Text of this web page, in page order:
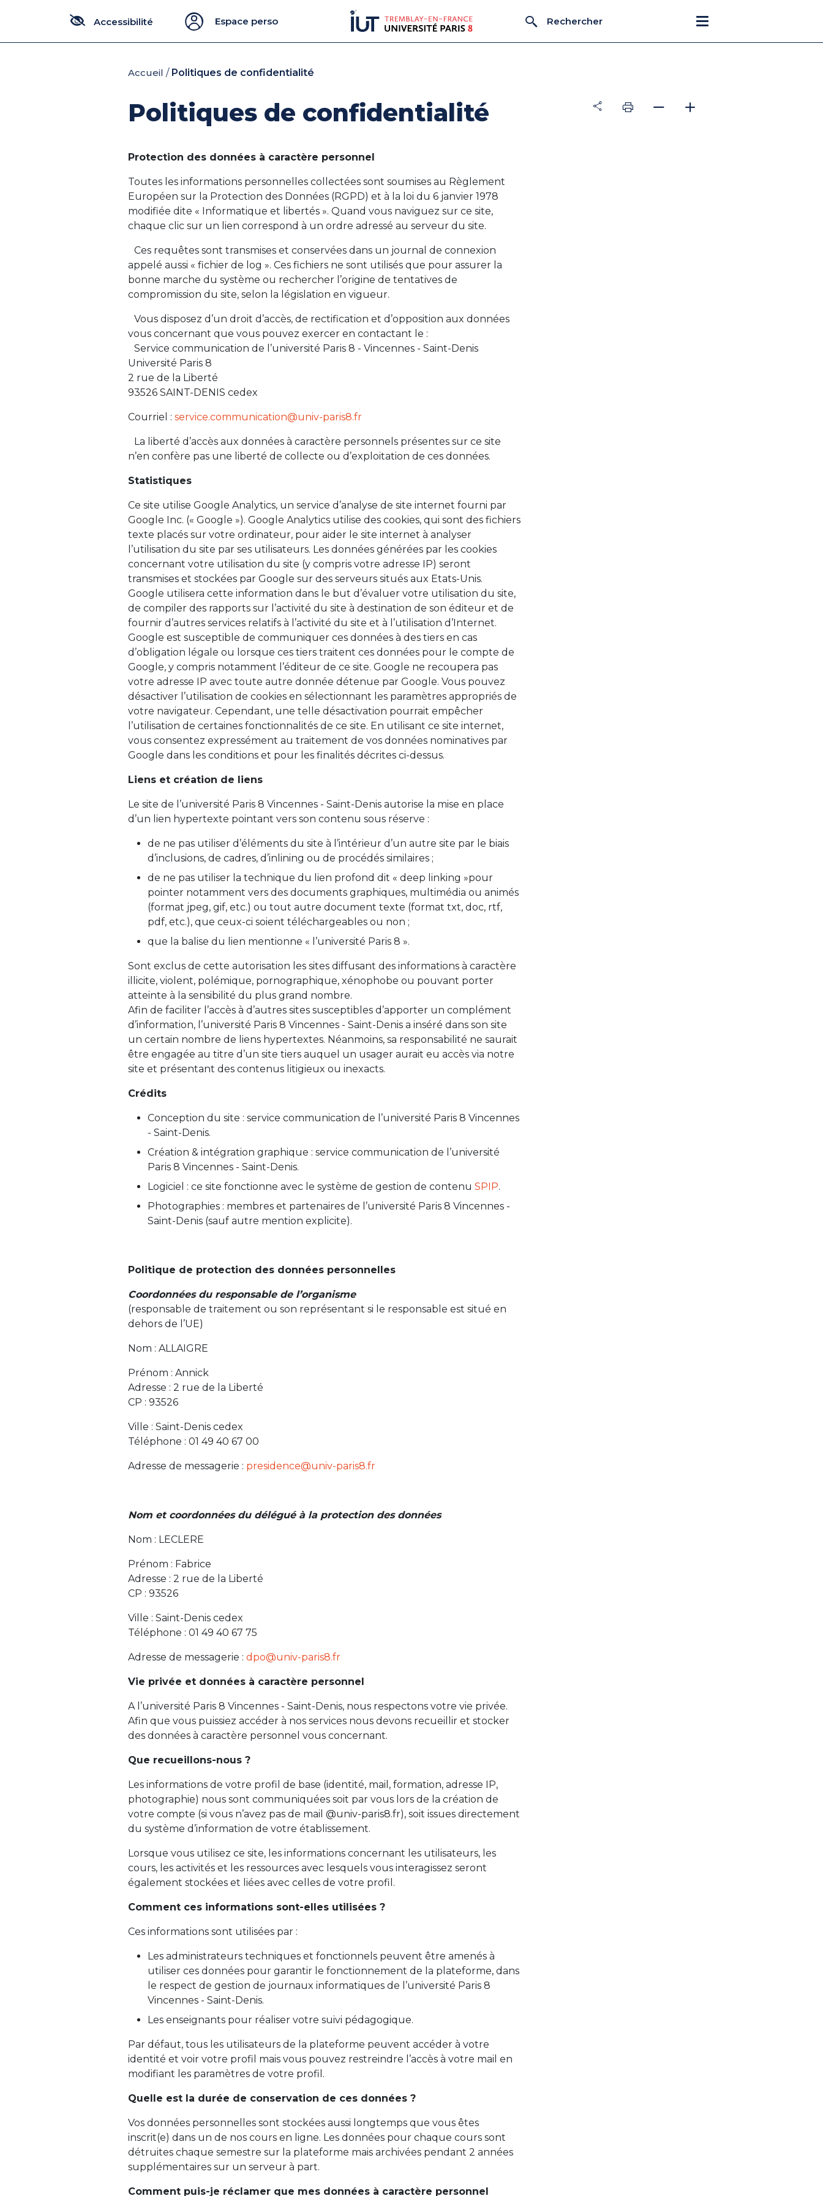
Espace perso
Rechercher
Accueil / Politiques de confidentialité
Politiques de confidentialité
Protection des données à caractère personnel
Toutes les informations personnelles collectées sont soumises au Règlement
Européen sur la Protection des Données (RGPD) et à la loi du 6 janvier 1978
modifiée dite « Informatique et libertés ». Quand vous naviguez sur ce site,
chaque clic sur un lien correspond à un ordre adressé au serveur du site.
Ces requêtes sont transmises et conservées dans un journal de connexion
appelé aussi « fichier de log ». Ces fichiers ne sont utilisés que pour assurer la
bonne marche du système ou rechercher l’origine de tentatives de
compromission du site, selon la législation en vigueur.
Vous disposez d’un droit d’accès, de rectification et d’opposition aux données
vous concernant que vous pouvez exercer en contactant le :
Service communication de l’université Paris 8 - Vincennes - Saint-Denis
Université Paris 8
2 rue de la Liberté
93526 SAINT-DENIS cedex
Courriel : service.communication@univ-paris8.fr
La liberté d’accès aux données à caractère personnels présentes sur ce site
n’en confère pas une liberté de collecte ou d’exploitation de ces données.
Statistiques
Ce site utilise Google Analytics, un service d’analyse de site internet fourni par
Google Inc. (« Google »). Google Analytics utilise des cookies, qui sont des fichiers
texte placés sur votre ordinateur, pour aider le site internet à analyser
l’utilisation du site par ses utilisateurs. Les données générées par les cookies
concernant votre utilisation du site (y compris votre adresse IP) seront
transmises et stockées par Google sur des serveurs situés aux Etats-Unis.
Google utilisera cette information dans le but d’évaluer votre utilisation du site,
de compiler des rapports sur l’activité du site à destination de son éditeur et de
fournir d’autres services relatifs à l’activité du site et à l’utilisation d’Internet.
Google est susceptible de communiquer ces données à des tiers en cas
d’obligation légale ou lorsque ces tiers traitent ces données pour le compte de
Google, y compris notamment l’éditeur de ce site. Google ne recoupera pas
votre adresse IP avec toute autre donnée détenue par Google. Vous pouvez
désactiver l’utilisation de cookies en sélectionnant les paramètres appropriés de
votre navigateur. Cependant, une telle désactivation pourrait empêcher
l’utilisation de certaines fonctionnalités de ce site. En utilisant ce site internet,
vous consentez expressément au traitement de vos données nominatives par
Google dans les conditions et pour les finalités décrites ci-dessus.
Liens et création de liens
Le site de l’université Paris 8 Vincennes - Saint-Denis autorise la mise en place
d’un lien hypertexte pointant vers son contenu sous réserve :
de ne pas utiliser d’éléments du site à l’intérieur d’un autre site par le biais
d’inclusions, de cadres, d’inlining ou de procédés similaires ;
de ne pas utiliser la technique du lien profond dit « deep linking »pour
pointer notamment vers des documents graphiques, multimédia ou animés
(format jpeg, gif, etc.) ou tout autre document texte (format txt, doc, rtf,
pdf, etc.), que ceux-ci soient téléchargeables ou non ;
que la balise du lien mentionne « l’université Paris 8 ».
Sont exclus de cette autorisation les sites diffusant des informations à caractère
illicite, violent, polémique, pornographique, xénophobe ou pouvant porter
atteinte à la sensibilité du plus grand nombre.
Afin de faciliter l’accès à d’autres sites susceptibles d’apporter un complément
d’information, l’université Paris 8 Vincennes - Saint-Denis a inséré dans son site
un certain nombre de liens hypertextes. Néanmoins, sa responsabilité ne saurait
être engagée au titre d’un site tiers auquel un usager aurait eu accès via notre
site et présentant des contenus litigieux ou inexacts.
Crédits
Conception du site : service communication de l’université Paris 8 Vincennes
- Saint-Denis.
Création & intégration graphique : service communication de l’université
Paris 8 Vincennes - Saint-Denis.
Logiciel : ce site fonctionne avec le système de gestion de contenu SPIP.
Photographies : membres et partenaires de l’université Paris 8 Vincennes -
Saint-Denis (sauf autre mention explicite).
Politique de protection des données personnelles
Coordonnées du responsable de l’organisme
(responsable de traitement ou son représentant si le responsable est situé en
dehors de l’UE)
Nom : ALLAIGRE
Prénom : Annick
Adresse : 2 rue de la Liberté
CP : 93526
Ville : Saint-Denis cedex
Téléphone : 01 49 40 67 00
Adresse de messagerie : presidence@univ-paris8.fr
Nom et coordonnées du délégué à la protection des données
Nom : LECLERE
Prénom : Fabrice
Adresse : 2 rue de la Liberté
CP : 93526
Ville : Saint-Denis cedex
Téléphone : 01 49 40 67 75
Adresse de messagerie : dpo@univ-paris8.fr
Vie privée et données à caractère personnel
A l’université Paris 8 Vincennes - Saint-Denis, nous respectons votre vie privée.
Afin que vous puissiez accéder à nos services nous devons recueillir et stocker
des données à caractère personnel vous concernant.
Que recueillons-nous ?
Les informations de votre profil de base (identité, mail, formation, adresse IP,
photographie) nous sont communiquées soit par vous lors de la création de
votre compte (si vous n’avez pas de mail @univ-paris8.fr), soit issues directement
du système d’information de votre établissement.
Lorsque vous utilisez ce site, les informations concernant les utilisateurs, les
cours, les activités et les ressources avec lesquels vous interagissez seront
également stockées et liées avec celles de votre profil.
Comment ces informations sont-elles utilisées ?
Ces informations sont utilisées par :
Les administrateurs techniques et fonctionnels peuvent être amenés à
utiliser ces données pour garantir le fonctionnement de la plateforme, dans
le respect de gestion de journaux informatiques de l’université Paris 8
Vincennes - Saint-Denis.
Les enseignants pour réaliser votre suivi pédagogique.
Par défaut, tous les utilisateurs de la plateforme peuvent accéder à votre
identité et voir votre profil mais vous pouvez restreindre l’accès à votre mail en
modifiant les paramètres de votre profil.
Quelle est la durée de conservation de ces données ?
Vos données personnelles sont stockées aussi longtemps que vous êtes
inscrit(e) dans un de nos cours en ligne. Les données pour chaque cours sont
détruites chaque semestre sur la plateforme mais archivées pendant 2 années
supplémentaires sur un serveur à part.
Comment puis-je réclamer que mes données à caractère personnel